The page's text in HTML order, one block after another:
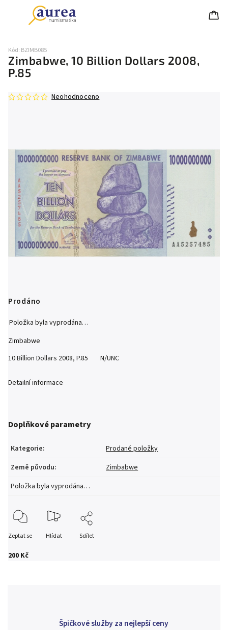
Zimbabwe, 10 Billion Dollars 2008,
P.85
Kód: BZIMB085
Neohodnoceno
200 Kč
Prodáno
Položka byla vyprodána…
Zimbabwe
10 Billion Dollars 2008, P.85 N/UNC
Detailní informace
Doplňkové parametry
Kategorie:
Prodané položky
Země původu:
Zimbabwe
Položka byla vyprodána…
Zeptat se Hlídat Sdílet
Špičkové služby za nejlepší ceny